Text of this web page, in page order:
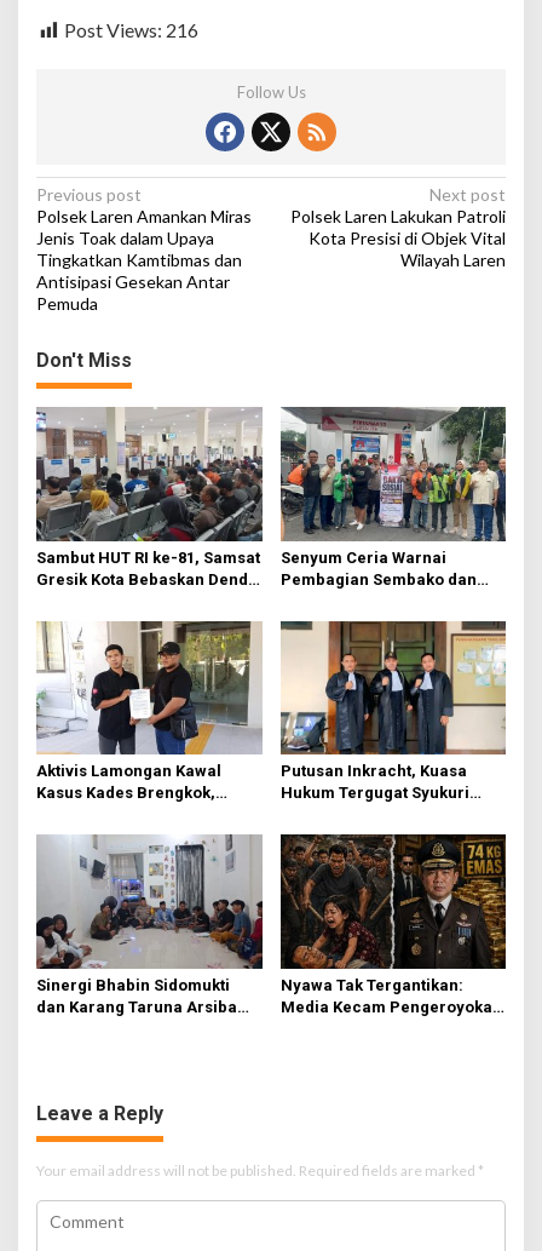
n
g
i
Post Views: 216
Follow Us
P
o
s
t
a
v
i
g
a
t
i
n
Previous post
Polsek Laren Amankan Miras
Jenis Toak dalam Upaya
Tingkatkan Kamtibmas dan
Antisipasi Gesekan Antar
Pemuda
Next post
Polsek Laren Lakukan Patroli
Kota Presisi di Objek Vital
Wilayah Laren
Don't Miss
Sambut HUT RI ke-81, Samsat
Gresik Kota Bebaskan Denda
Senyum Ceria Warnai
Pembagian Sembako dan
Gresik
Aktivis Lamongan Kawal
Kasus Kades Brengkok,
Terima Resmi
Putusan Inkracht, Kuasa
Hukum Tergugat Syukuri
Sinergi Bhabin Sidomukti
dan Karang Taruna Arsiba
Nyawa Tak Tergantikan:
Media Kecam Pengeroyokan
Leave a Reply
Your email address will not be published. Required fields are marked *